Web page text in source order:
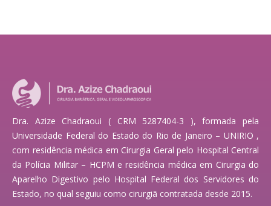
Dra. Azize Chadraoui ( CRM 5287404-3 ), formada pela
Universidade Federal do Estado do Rio de Janeiro – UNIRIO ,
com residência médica em Cirurgia Geral pelo Hospital Central
da Polícia Militar – HCPM e residência médica em Cirurgia do
Aparelho Digestivo pelo Hospital Federal dos Servidores do
Estado, no qual seguiu como cirurgiã contratada desde 2015.